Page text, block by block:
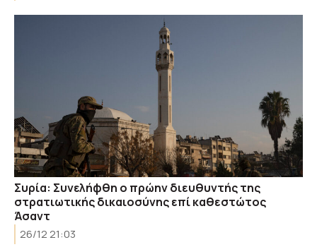
Συρία: Συνελήφθη ο πρώην διευθυντής της
στρατιωτικής δικαιοσύνης επί καθεστώτος
Άσαντ
26/12 21:03